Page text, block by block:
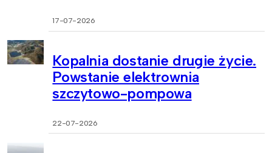
17-07-2026
Kopalnia dostanie drugie życie.
Powstanie elektrownia
szczytowo-pompowa
22-07-2026